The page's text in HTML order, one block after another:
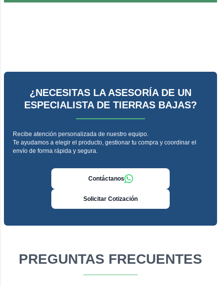
¿NECESITAS LA ASESORÍA DE UN
ESPECIALISTA DE TIERRAS BAJAS?
Recibe atención personalizada de nuestro equipo.
Te ayudamos a elegir el producto, gestionar tu compra y coordinar el
envío de forma rápida y segura.
Contáctanos
Solicitar Cotización
PREGUNTAS FRECUENTES